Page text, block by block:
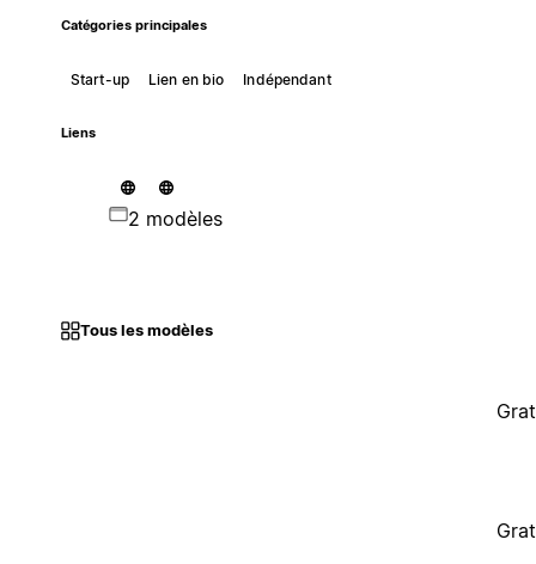
Catégories principales
Start-up Lien en bio Indépendant
Liens
2 modèles
Tous les modèles